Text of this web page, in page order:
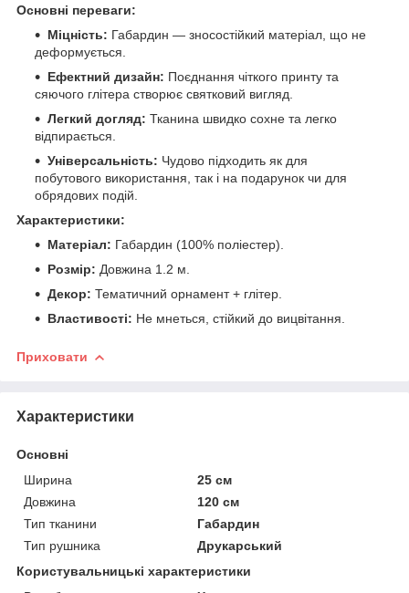
Основні переваги:
Міцність: Габардин — зносостійкий матеріал, що не
деформується.
Ефектний дизайн: Поєднання чіткого принту та
сяючого глітера створює святковий вигляд.
Легкий догляд: Тканина швидко сохне та легко
відпирається.
Універсальність: Чудово підходить як для
побутового використання, так і на подарунок чи для
обрядових подій.
Характеристики:
Матеріал: Габардин (100% поліестер).
Розмір: Довжина 1.2 м.
Декор: Тематичний орнамент + глітер.
Властивості: Не мнеться, стійкий до вицвітання.
Приховати
Характеристики
Основні
Ширина
25 см
Довжина
120 см
Тип тканини
Габардин
Тип рушника
Друкарський
Користувальницькі характеристики